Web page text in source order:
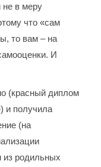
не в меру
что «сам
то вам – на
И
(красный диплом
и получила
(на
из родильных